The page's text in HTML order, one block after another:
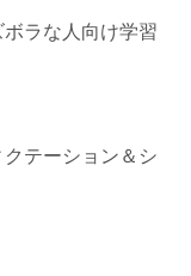
ラな人向け学習
テーション＆シ